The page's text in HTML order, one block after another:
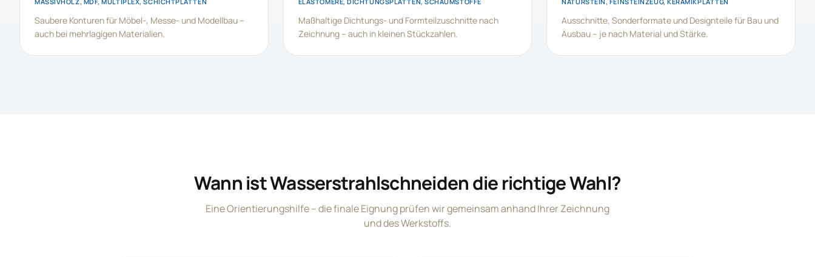
Saubere Konturen für Möbel-, Messe- und Modellbau –
auch bei mehrlagigen Materialien.
Maßhaltige Dichtungs- und Formteilzuschnitte nach
Zeichnung – auch in kleinen Stückzahlen.
Ausschnitte, Sonderformate und Designteile für Bau und
Ausbau – je nach Material und Stärke.
Wann ist Wasserstrahlschneiden die richtige Wahl?
Eine Orientierungshilfe – die finale Eignung prüfen wir gemeinsam anhand Ihrer Zeichnung
und des Werkstoffs.